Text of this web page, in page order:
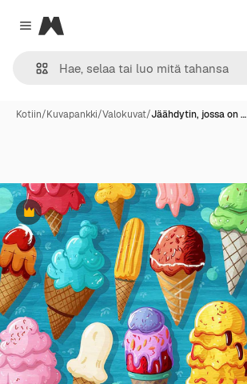
Close menu
Magnific
Kotiin/Kuvapankki/Valokuvat/Jäähdytin, jossa on …
Premium